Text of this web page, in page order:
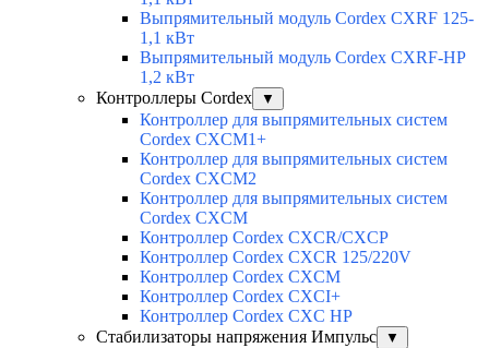
Выпрямительный модуль Cordex CXRF 125-
1,1 кВт
Выпрямительный модуль Cordex CXRF-HP
1,2 кВт
Контроллеры Cordex
▼
Контроллер для выпрямительных систем
Cordex CXCM1+
Контроллер для выпрямительных систем
Cordex CXCM2
Контроллер для выпрямительных систем
Cordex CXCM
Контроллер Cordex CXCR/CXCP
Контроллер Cordex CXCR 125/220V
Контроллер Cordex CXCM
Контроллер Cordex CXCI+
Контроллер Cordex CXC HP
Стабилизаторы напряжения Импульс
▼